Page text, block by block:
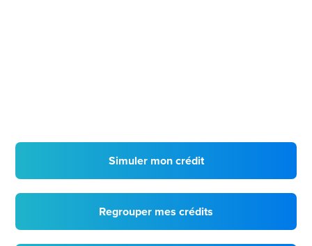
Simuler mon crédit
Regrouper mes crédits